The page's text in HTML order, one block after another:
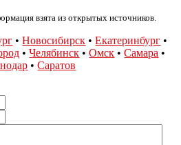
взята из открытых источников.
•Новосибирск •Екатеринбург •
•Челябинск •Омск •Самара •
•Саратов